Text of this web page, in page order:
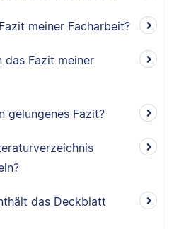
meiner Facharbeit?
das Fazit meiner
gelungenes Fazit?
das Deckblatt